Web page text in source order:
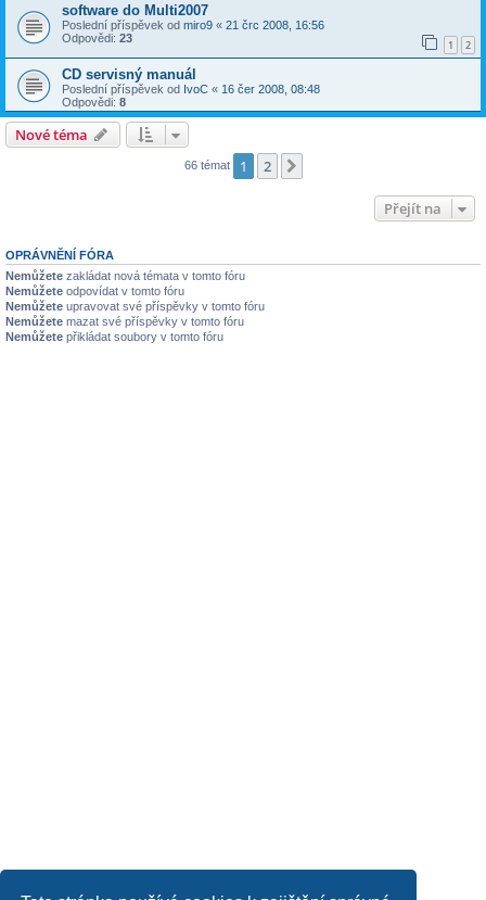
software do Multi2007
Poslední příspěvek od miro9 « 21 črc 2008, 16:56
Odpovědi: 23 1 2
CD servisný manuál
Poslední příspěvek od IvoC « 16 čer 2008, 08:48
Odpovědi: 8
Nové téma
66 témat 1 2
Přejít na
OPRÁVNĚNÍ FÓRA
Nemůžete zakládat nová témata v tomto fóru
Nemůžete odpovídat v tomto fóru
Nemůžete upravovat své příspěvky v tomto fóru
Nemůžete mazat své příspěvky v tomto fóru
Nemůžete přikládat soubory v tomto fóru